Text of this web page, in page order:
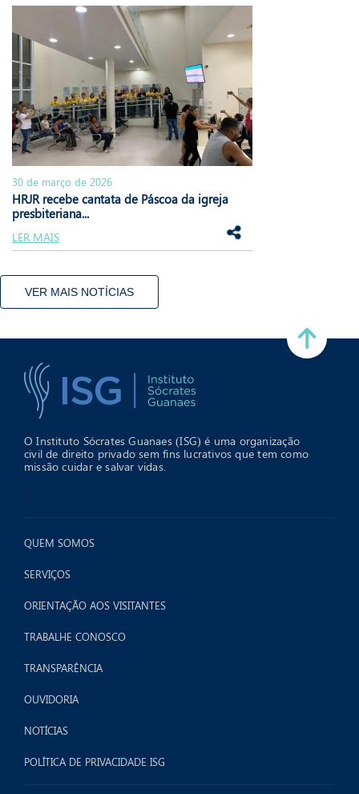
30 de março de 2026
HRJR recebe cantata de Páscoa da igreja
presbiteriana...
LER MAIS
VER MAIS NOTÍCIAS
O Instituto Sócrates Guanaes (ISG) é uma organização
civil de direito privado sem fins lucrativos que tem como
missão cuidar e salvar vidas.
>
QUEM SOMOS
SERVIÇOS
ORIENTAÇÃO AOS VISITANTES
TRABALHE CONOSCO
TRANSPARÊNCIA
OUVIDORIA
NOTÍCIAS
POLÍTICA DE PRIVACIDADE ISG